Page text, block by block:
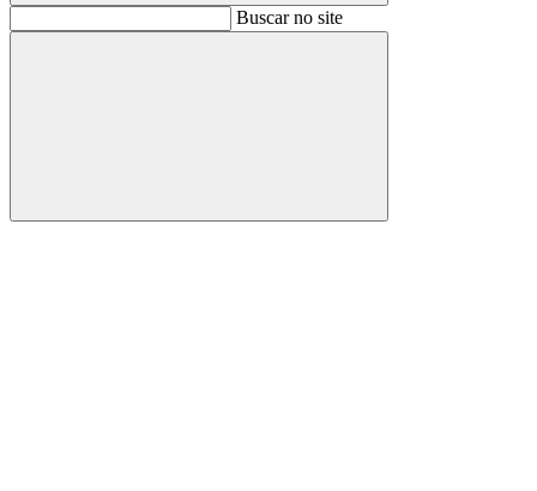
BuscarBuscar no site
Buscar